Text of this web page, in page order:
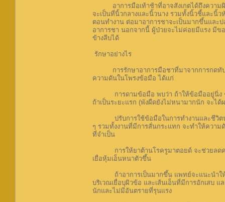
อาการมือเท้าช้าที่อาจสังเกตได้ถึงความผิ
จะเป็นที่นิ้วกลางและนิ้วนาง รวมทั้งนิ้วชี้และนิ้
ตอนทำงาน ต่อมาอาการชาจะเป็นมากขึ้นและ
อาการชา นอกจากนี้ ผู้ป่วยจะไม่ค่อยมีแรง มีข
ข้างลีบได้
รักษาอย่างไร
การรักษาอาการมือชาที่มาจากการกดทับเ
ความดันในโพรงข้อมือ ได้แก่
การดามข้อมือ พบว่า ถ้าให้ข้อมืออยู่นิ่ง ๆ ต
ถ้าเป็นระยะแรก (พังผืดยังไม่หนามากนัก จะได้
ปรับการใช้ข้อมือในการทำงานและชีวิตปร
ๆ รวมทั้งงานที่มีการสั่นกระแทก จะทำให้ควา
ที่จำเป็น
การให้ยาต้านโรครูมาตอยด์ จะช่วยลดคว
เยื่อหุ้มเอ็นหนาตัวขึ้น
ถ้าอาการเป็นมากขึ้น แพทย์จะแนะนำให้ฉีด
บริเวณเยื่อบุผิวข้อ และเส้นเอ็นที่มีการอักเสบ
นักและไม่มีอันตรายที่รุนแรง